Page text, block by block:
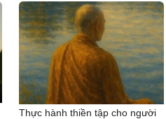
Thực hành thiền tập cho người